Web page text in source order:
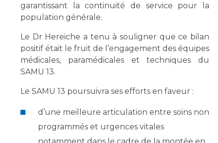
garantissant la continuité de service pour la
population générale.
Le Dr Hereiche a tenu à souligner que ce bilan
positif était le fruit de l’engagement des équipes
médicales, paramédicales et techniques du
SAMU 13.
Le SAMU 13 poursuivra ses efforts en faveur :
d’une meilleure articulation entre soins non
programmés et urgences vitales